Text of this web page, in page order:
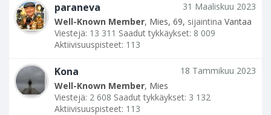
31 Maaliskuu 2023
paraneva
Well-Known Member, Mies, 69, sijaintina Vantaa
Viestejä: 13 311 Saadut tykkäykset: 8 009
Aktiivisuuspisteet: 113
18 Tammikuu 2023
Kona
Well-Known Member, Mies
Viestejä: 2 608 Saadut tykkäykset: 3 132
Aktiivisuuspisteet: 113